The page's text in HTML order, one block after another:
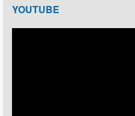
YOUTUBE